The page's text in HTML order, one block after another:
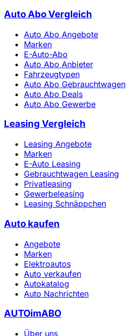
Auto Abo Vergleich
Auto Abo Angebote
Marken
E-Auto-Abo
Auto Abo Anbieter
Fahrzeugtypen
Auto Abo Gebrauchtwagen
Auto Abo Deals
Auto Abo Gewerbe
Leasing Vergleich
Leasing Angebote
Marken
E-Auto Leasing
Gebrauchtwagen Leasing
Privatleasing
Gewerbeleasing
Leasing Schnäppchen
Auto kaufen
Angebote
Marken
Elektroautos
Auto verkaufen
Autokatalog
Auto Nachrichten
AUTOimABO
Über uns